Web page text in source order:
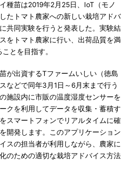
種苗は2019年2月25日、IoT（モノ
たトマト農家への新しい栽培アドバ
共同実験を行うと発表した。実験結
をトマト農家に行い、出荷品質を満
とを目指す。
が出資するTファームいしい（徳島
などで同年3月1日～6月末まで行う
施設内に市販の温度湿度センサーを
クを利用してデータを収集・蓄積す
スマートフォンでリアルタイムに確
開発します。このアプリケーション
スの担当者が利用しながら、農家に
のための適切な栽培アドバイス方法